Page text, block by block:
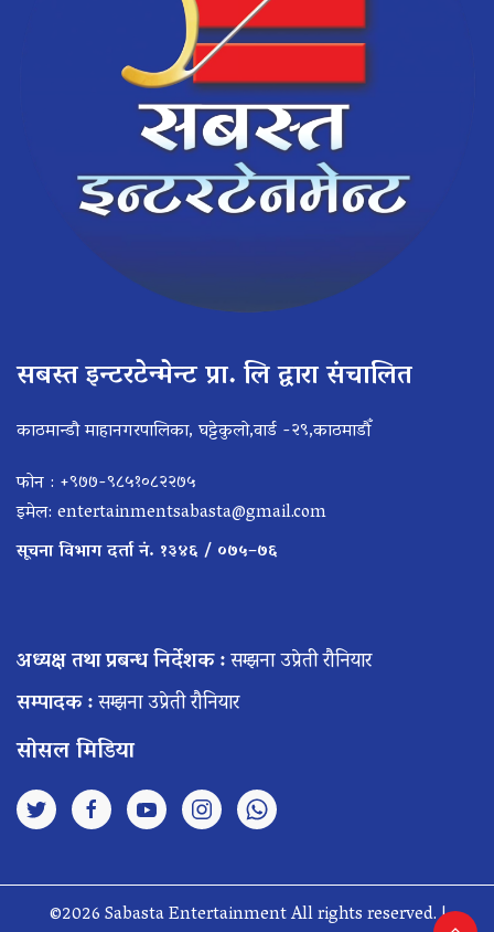
सबस्त इन्टरटेन्मेन्ट प्रा. लि द्वारा संचालित
काठमान्डौ माहानगरपालिका, घट्टेकुलो,वार्ड -२९,काठमाडौँ
फोन : +९७७-९८५१०८२२७५
इमेल: entertainmentsabasta@gmail.com
सूचना विभाग दर्ता नं. १३४६ / ०७५–७६
अध्यक्ष तथा प्रबन्ध निर्देशक :सम्झना उप्रेती रौनियार
सम्पादक :सम्झना उप्रेती रौनियार
सोसल मिडिया
©2026 Sabasta Entertainment All rights reserved. |